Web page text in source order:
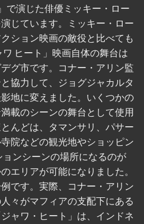
で演じた俳優ミッキー・ロー
じています。ミッキー・ロー
ション映画の敵役と比べても
ヒート」映画自体の舞台は
グ市です。コナー・アリン監
協力して、ジョグジャカルタ
地に変えました。いくつかの
載のシーンの舞台として使用
んどは、タマンサリ、パサー
院などの観光地やショッピン
ンシーンの場所になるのが
エリアが可能になりました。
です。実際、コナー・アリン
々がマフィアの支配下にある
ャワ・ヒート」は、インドネ